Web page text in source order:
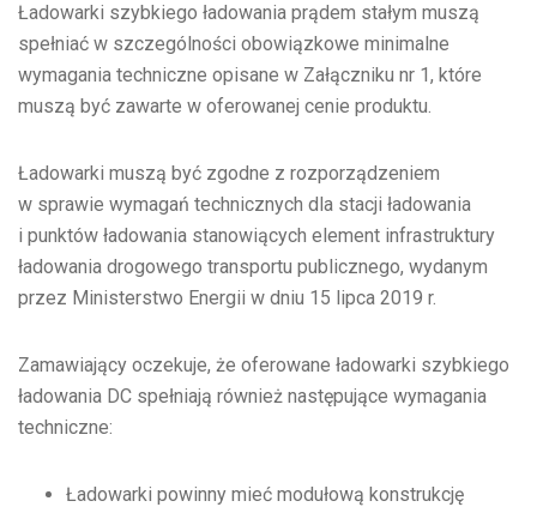
Ładowarki szybkiego ładowania prądem stałym muszą
spełniać w szczególności obowiązkowe minimalne
wymagania techniczne opisane w Załączniku nr 1, które
muszą być zawarte w oferowanej cenie produktu.
Ładowarki muszą być zgodne z rozporządzeniem
w sprawie wymagań technicznych dla stacji ładowania
i punktów ładowania stanowiących element infrastruktury
ładowania drogowego transportu publicznego, wydanym
przez Ministerstwo Energii w dniu 15 lipca 2019 r.
Zamawiający oczekuje, że oferowane ładowarki szybkiego
ładowania DC spełniają również następujące wymagania
techniczne:
Ładowarki powinny mieć modułową konstrukcję